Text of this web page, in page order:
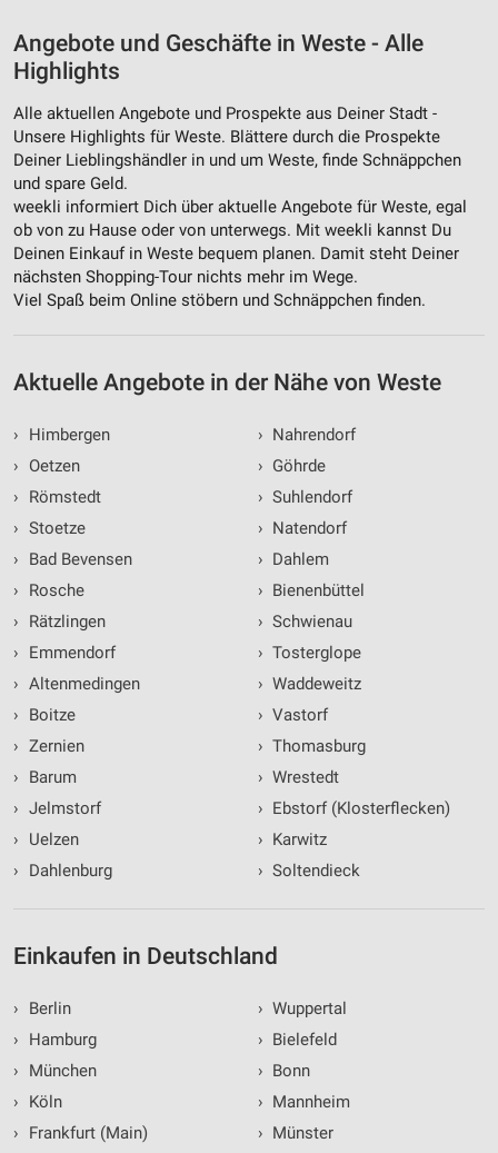
Angebote und Geschäfte in Weste - Alle
Highlights
Alle aktuellen Angebote und Prospekte aus Deiner Stadt -
Unsere Highlights für Weste. Blättere durch die Prospekte
Deiner Lieblingshändler in und um Weste, finde Schnäppchen
und spare Geld.
weekli informiert Dich über aktuelle Angebote für Weste, egal
ob von zu Hause oder von unterwegs. Mit weekli kannst Du
Deinen Einkauf in Weste bequem planen. Damit steht Deiner
nächsten Shopping-Tour nichts mehr im Wege.
Viel Spaß beim Online stöbern und Schnäppchen finden.
Aktuelle Angebote in der Nähe von Weste
›
Himbergen
›
Oetzen
›
Römstedt
› Stoetze
›
Bad Bevensen
›
Rosche
›
Rätzlingen
›
Emmendorf
› Altenmedingen
›
Boitze
› Zernien
›
Barum
› Jelmstorf
›
Uelzen
›
Dahlenburg
› Nahrendorf
› Göhrde
› Suhlendorf
› Natendorf
› Dahlem
› Bienenbüttel
› Schwienau
› Tosterglope
› Waddeweitz
› Vastorf
› Thomasburg
› Wrestedt
› Ebstorf (Klosterflecken)
› Karwitz
› Soltendieck
Einkaufen in Deutschland
›
Berlin
›
Hamburg
›
München
›
Köln
›
Frankfurt (Main)
› Wuppertal
› Bielefeld
› Bonn
› Mannheim
› Münster